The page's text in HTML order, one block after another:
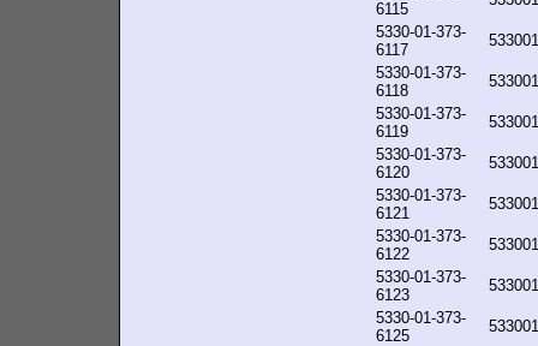
6115
5330-01-373-
6117
5330-01-373-
6118
5330-01-373-
6119
5330-01-373-
6120
5330-01-373-
6121
5330-01-373-
6122
5330-01-373-
6123
5330-01-373-
6125